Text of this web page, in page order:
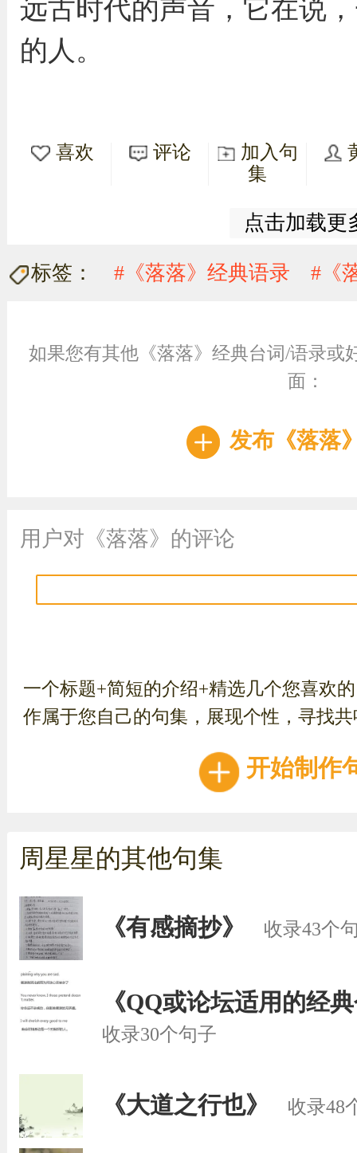
远古时代的声音，它在说
的人。
喜欢 评论
加入句
集
点击加载更
标签： #《落落》经典语录 #《
如果您有其他《落落》经典台词/语录或
面：
发布《落落
用户对《落落》的评论
一个标题+简短的介绍+精选几个您喜欢
作属于您自己的句集，展现个性，寻找
开始制作
周星星的其他句集
《有感摘抄》 收录43个
《QQ或论坛适用的经
收录30个句子
《大道之行也》 收录48